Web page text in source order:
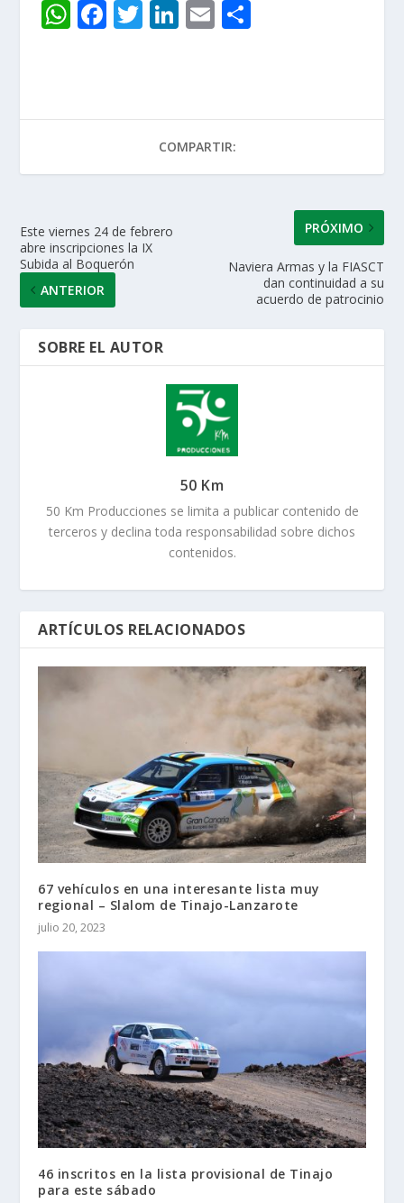
W
A
p
F
o
k
T Li
dI
n
E
ar
r
COMPARTIR:
Este viernes 24 de febrero
abre inscripciones la IX
Subida al Boquerón
ANTERIOR
PRÓXIMO
Naviera Armas y la FIASCT
dan continuidad a su
acuerdo de patrocinio
SOBRE EL AUTOR
50 Km
50 Km Producciones se limita a publicar contenido de
terceros y declina toda responsabilidad sobre dichos
contenidos.
ARTÍCULOS RELACIONADOS
67 vehículos en una interesante lista muy
regional – Slalom de Tinajo-Lanzarote
julio 20, 2023
46 inscritos en la lista provisional de Tinajo
para este sábado